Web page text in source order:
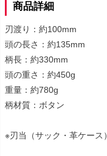
商品詳細
刃渡り：約100mm
頭の長さ：約135mm
柄長：約330mm
頭の重さ：約450g
重量：約780g
柄材質：ボタン
※刃当（サック・革ケース